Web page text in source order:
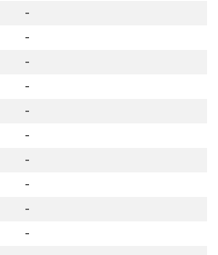
-
-
-
-
-
-
-
-
-
-